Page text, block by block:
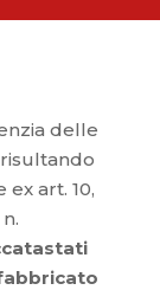
delle
art. 10,